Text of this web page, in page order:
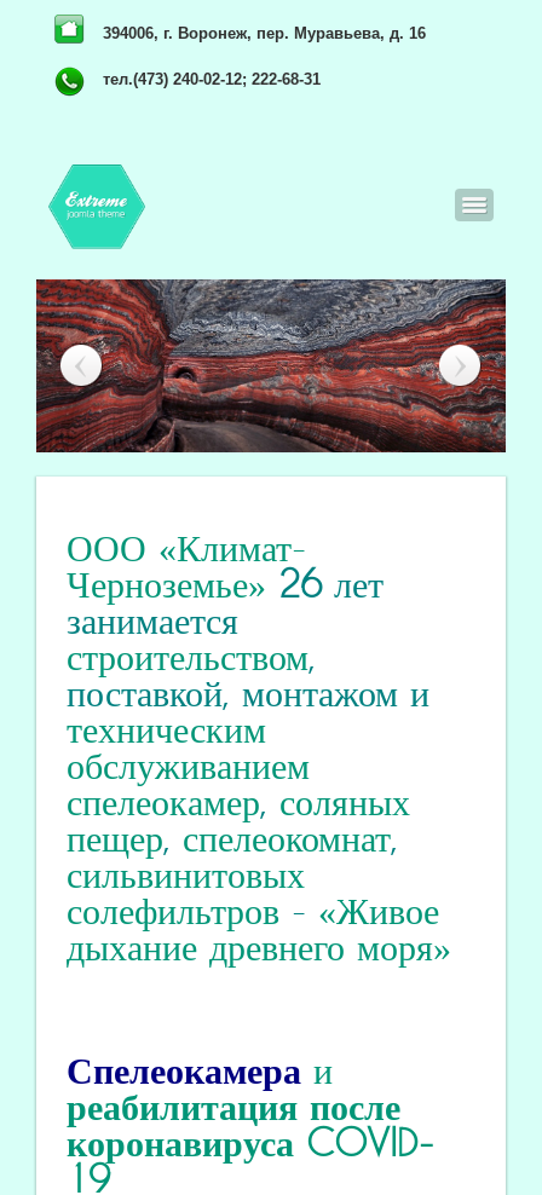
394006, г. Воронеж, пер. Муравьева, д. 16
тел.(473) 240-02-12; 222-68-31
ООО «Климат-
Черноземье» 26лет
занимается
строительством,
поставкой, монтажом и
техническим
обслуживанием
спелеокамер, соляных
пещер, спелеокомнат,
сильвинитовых
солефильтров - «Живое
дыхание древнего моря»
Спелеокамера и
реабилитацияпосле
коронавируса COVID-
19